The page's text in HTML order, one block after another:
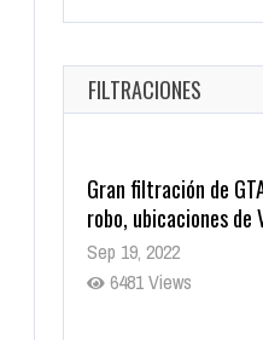
5 Películas de Terror
Oct 22, 2025
1336 Views
FILTRACIONES
Gran filtración de
robo, ubicaciones de
Sep 19, 2022
6481 Views